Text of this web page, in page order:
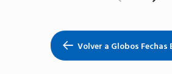
Volver a Globos Fechas